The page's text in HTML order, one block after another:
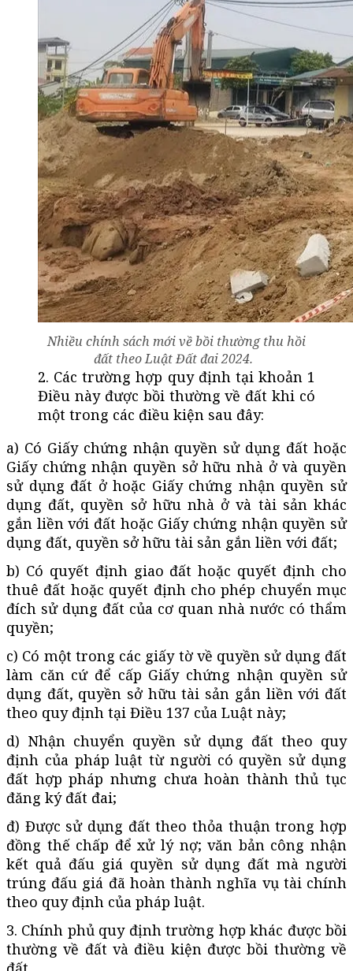
Nhiều chính sách mới về bồi thường thu hồi
đất theo Luật Đất đai 2024.
2. Các trường hợp quy định tại khoản 1
Điều này được bồi thường về đất khi có
một trong các điều kiện sau đây:
a) Có Giấy chứng nhận quyền sử dụng đất hoặc
Giấy chứng nhận quyền sở hữu nhà ở và quyền
sử dụng đất ở hoặc Giấy chứng nhận quyền sử
dụng đất, quyền sở hữu nhà ở và tài sản khác
gắn liền với đất hoặc Giấy chứng nhận quyền sử
dụng đất, quyền sở hữu tài sản gắn liền với đất;
b) Có quyết định giao đất hoặc quyết định cho
thuê đất hoặc quyết định cho phép chuyển mục
đích sử dụng đất của cơ quan nhà nước có thẩm
quyền;
c) Có một trong các giấy tờ về quyền sử dụng đất
làm căn cứ để cấp Giấy chứng nhận quyền sử
dụng đất, quyền sở hữu tài sản gắn liền với đất
theo quy định tại Điều 137 của Luật này;
d) Nhận chuyển quyền sử dụng đất theo quy
định của pháp luật từ người có quyền sử dụng
đất hợp pháp nhưng chưa hoàn thành thủ tục
đăng ký đất đai;
đ) Được sử dụng đất theo thỏa thuận trong hợp
đồng thế chấp để xử lý nợ; văn bản công nhận
kết quả đấu giá quyền sử dụng đất mà người
trúng đấu giá đã hoàn thành nghĩa vụ tài chính
theo quy định của pháp luật.
3. Chính phủ quy định trường hợp khác được bồi
thường về đất và điều kiện được bồi thường về